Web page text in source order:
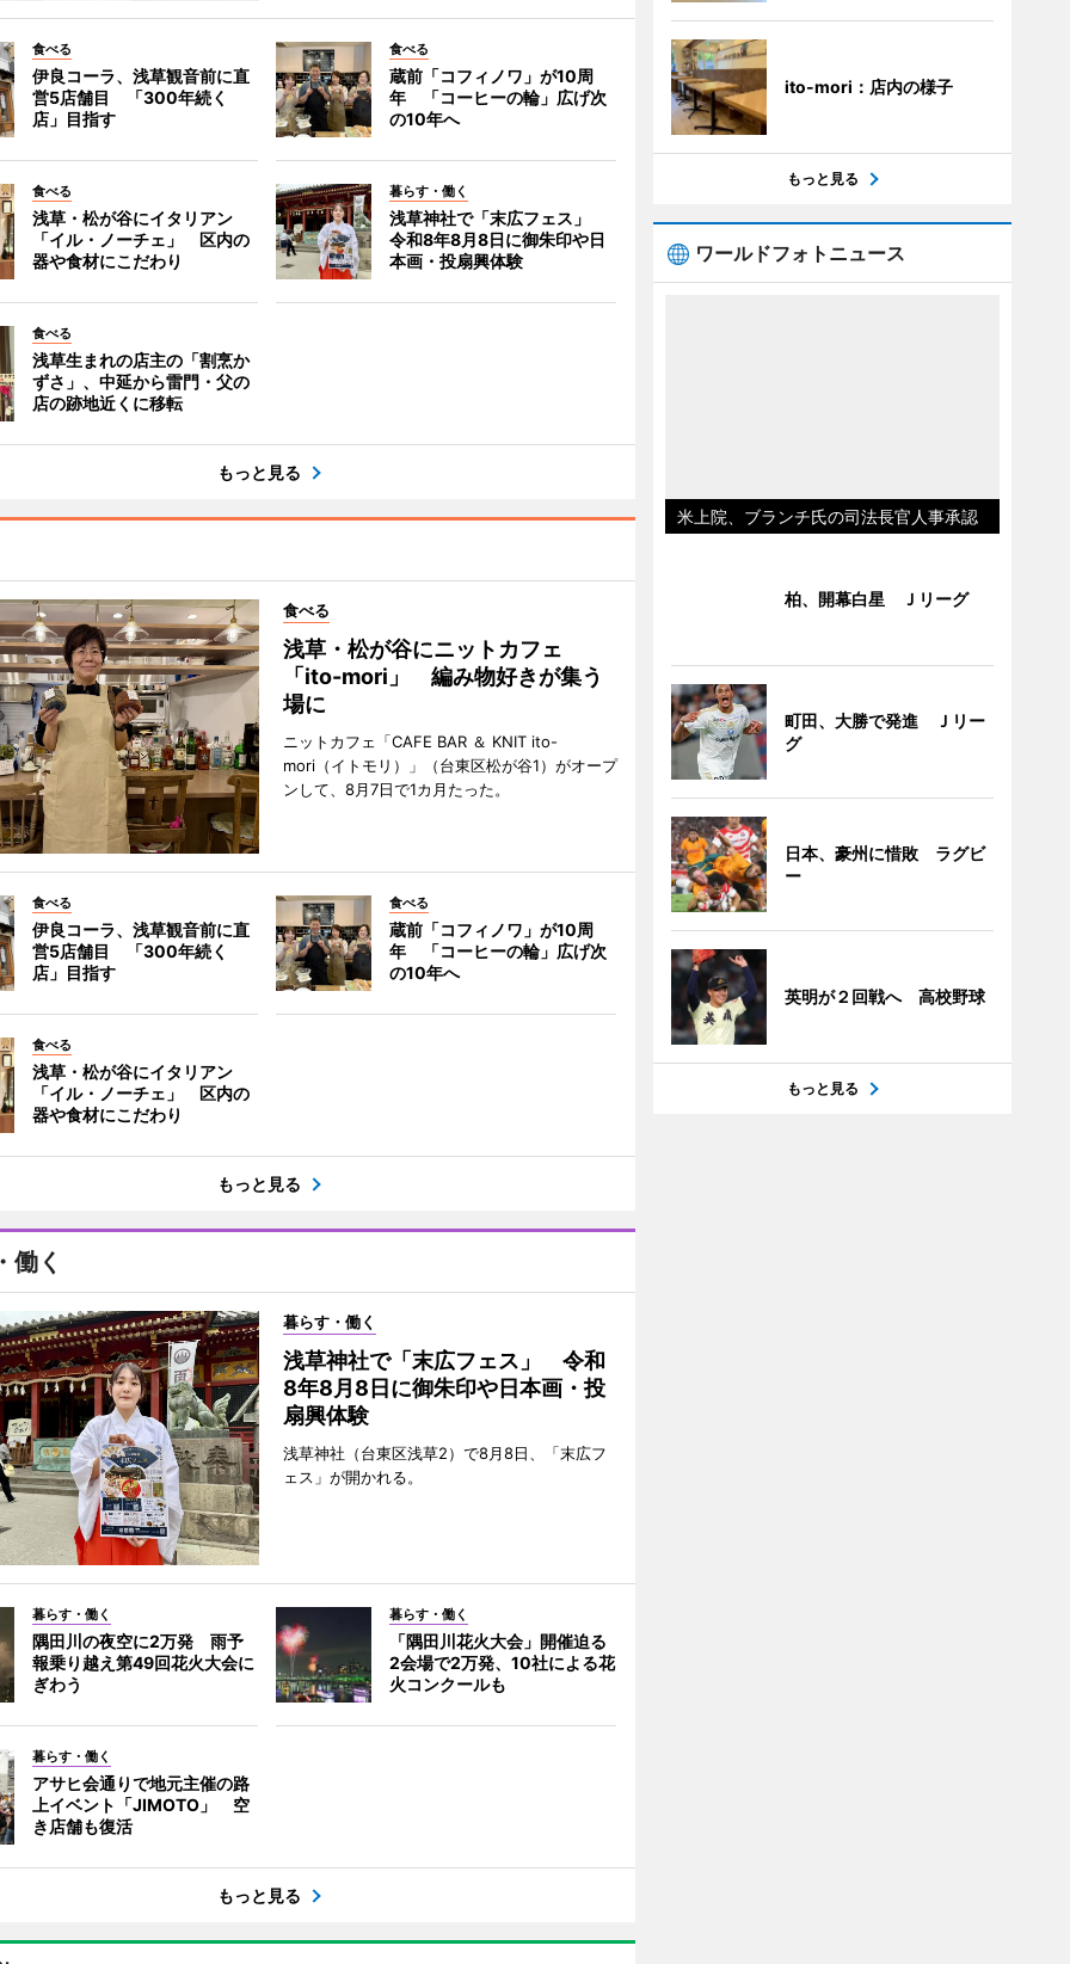
食べる
伊良コーラ、浅草観音前に直
営5店舗目 「300年続く
店」目指す
食べる
蔵前「コフィノワ」が10周
年 「コーヒーの輪」広げ次
の10年へ
食べる
浅草・松が谷にイタリアン
「イル・ノーチェ」 区内の
器や食材にこだわり
暮らす・働く
浅草神社で「末広フェス」
令和8年8月8日に御朱印や日
本画・投扇興体験
食べる
浅草生まれの店主の「割烹か
ずさ」、中延から雷門・父の
店の跡地近くに移転
もっと見る
食べる
浅草・松が谷にニットカフェ
「ito-mori」 編み物好きが集う
場に
ニットカフェ「CAFE BAR ＆ KNIT ito-
mori（イトモリ）」（台東区松が谷1）がオープ
ンして、8月7日で1カ月たった。
食べる
伊良コーラ、浅草観音前に直
営5店舗目 「300年続く
店」目指す
食べる
蔵前「コフィノワ」が10周
年 「コーヒーの輪」広げ次
の10年へ
食べる
浅草・松が谷にイタリアン
「イル・ノーチェ」 区内の
器や食材にこだわり
もっと見る
働く
暮らす・働く
浅草神社で「末広フェス」 令和
8年8月8日に御朱印や日本画・投
扇興体験
浅草神社（台東区浅草2）で8月8日、「末広フ
ェス」が開かれる。
暮らす・働く
隅田川の夜空に2万発 雨予
報乗り越え第49回花火大会に
ぎわう
暮らす・働く
「隅田川花火大会」開催迫る
2会場で2万発、10社による花
火コンクールも
暮らす・働く
アサヒ会通りで地元主催の路
上イベント「JIMOTO」 空
き店舗も復活
もっと見る
ito-mori：店内の様子
もっと見る
ワールドフォトニュース
米上院、ブランチ氏の司法長官人事承認
柏、開幕白星 Ｊリーグ
町田、大勝で発進 Ｊリー
グ
日本、豪州に惜敗 ラグビ
ー
英明が２回戦へ 高校野球
もっと見る